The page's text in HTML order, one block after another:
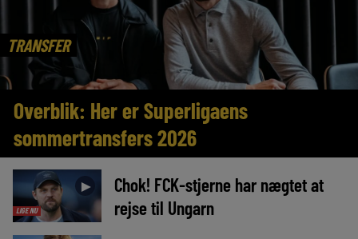
TRANSFER
Overblik: Her er Superligaens
sommertransfers 2026
LIGE NU
►
Chok! FCK-stjerne har nægtet at
rejse til Ungarn